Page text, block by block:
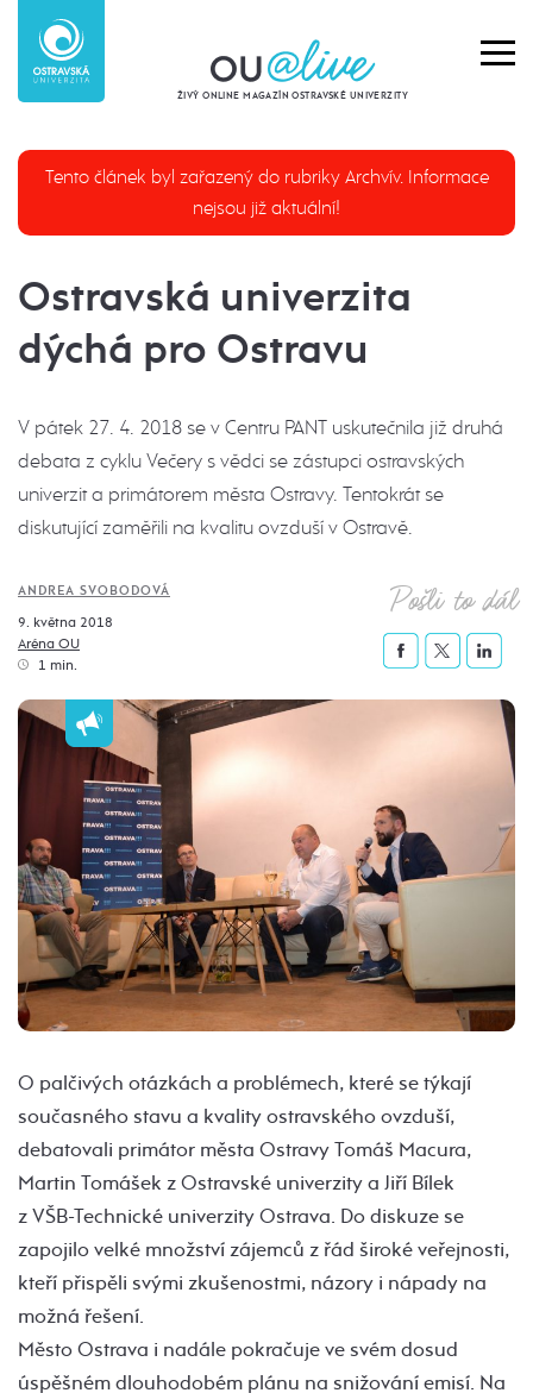
ŽIVÝ ONLINE MAGAZÍN OSTRAVSKÉ UNIVERZITY
Tento článek byl zařazený do rubriky Archvív. Informace
nejsou již aktuální!
Ostravská univerzita
dýchá pro Ostravu
V pátek 27. 4. 2018 se v Centru PANT uskutečnila již druhá
debata z cyklu Večery s vědci se zástupci ostravských
univerzit a primátorem města Ostravy. Tentokrát se
diskutující zaměřili na kvalitu ovzduší v Ostravě.
ANDREA SVOBODOVÁ
9. května 2018
Aréna OU
1 min.
Pošli to dál
O palčivých otázkách a problémech, které se týkají
současného stavu a kvality ostravského ovzduší,
debatovali primátor města Ostravy Tomáš Macura,
Martin Tomášek z Ostravské univerzity a Jiří Bílek
z VŠB-Technické univerzity Ostrava. Do diskuze se
zapojilo velké množství zájemců z řád široké veřejnosti,
kteří přispěli svými zkušenostmi, názory i nápady na
možná řešení.
Město Ostrava i nadále pokračuje ve svém dosud
úspěšném dlouhodobém plánu na snižování emisí. Na